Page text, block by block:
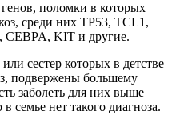
поломки в которых
среди них TP53, TCL1,
KIT и другие.
сестер которых в детстве
подвержены большему
заболеть для них выше
семье нет такого диагноза.